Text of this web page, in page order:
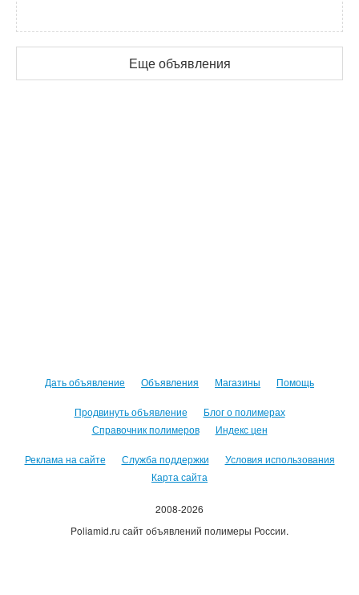
Еще объявления
Дать объявление Объявления Магазины Помощь
Продвинуть объявление
Блог о полимерах
Справочник полимеров
Индекс цен
Реклама на сайте Служба поддержки
Условия использования
Карта сайта
2008-2026
Poliamid.ru сайт объявлений полимеры России.